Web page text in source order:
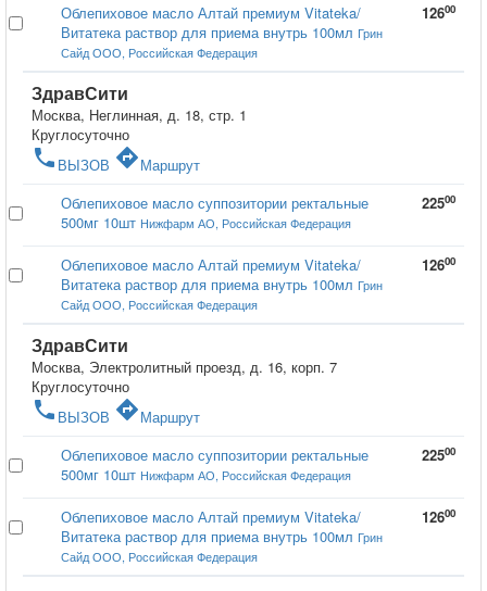
Облепиховое масло Алтай премиум Vitateka/
Витатека раствор для приема внутрь 100мл Грин
Сайд ООО, Российская Федерация
12600
ЗдравСити
Москва, Неглинная, д. 18, стр. 1
Круглосуточно
phone ВЫЗОВ directionsМаршрут
Облепиховое масло суппозитории ректальные
500мг 10шт Нижфарм АО, Российская Федерация
22500
Облепиховое масло Алтай премиум Vitateka/
Витатека раствор для приема внутрь 100мл Грин
Сайд ООО, Российская Федерация
12600
ЗдравСити
Москва, Электролитный проезд, д. 16, корп. 7
Круглосуточно
phone ВЫЗОВ directionsМаршрут
Облепиховое масло суппозитории ректальные
500мг 10шт Нижфарм АО, Российская Федерация
22500
Облепиховое масло Алтай премиум Vitateka/
Витатека раствор для приема внутрь 100мл Грин
Сайд ООО, Российская Федерация
12600